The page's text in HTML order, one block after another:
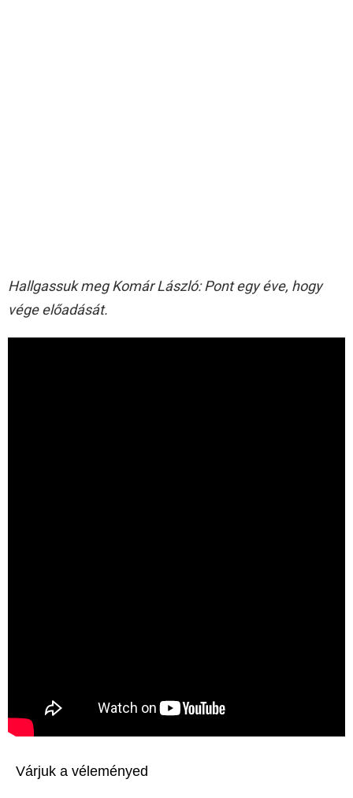
Hallgassuk meg Komár László: Pont egy éve, hogy
vége előadását.
Várjuk a véleményed